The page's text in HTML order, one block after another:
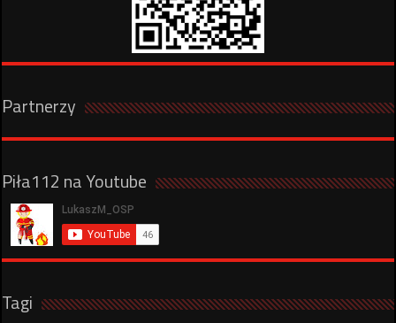
Partnerzy
Piła112 na Youtube
Tagi